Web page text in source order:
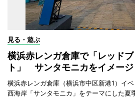
見る・遊ぶ
横浜赤レンガ倉庫で「レッド
ト」 サンタモニカをイメー
横浜赤レンガ倉庫（横浜市中区新港1）イ
西海岸「サンタモニカ」をテーマにした夏